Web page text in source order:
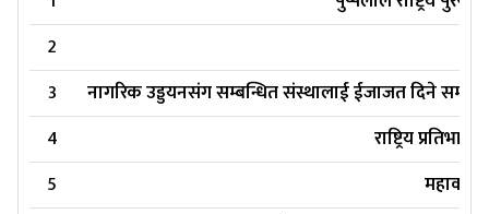
2
3
नागरिक उड्डयनसंग सम्बन्धित संस्थालाई ईजाजत दिने
4
राष्ट्रिय
5
महाकवि